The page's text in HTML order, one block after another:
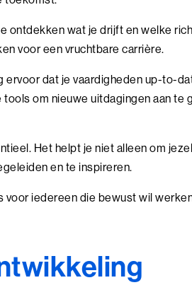
ontdekken wat je drijft en welke
voor een vruchtbare carrière.
dat je vaardigheden up-to-
om nieuwe uitdagingen aan te
Het helpt je niet alleen om
en te inspireren.
iedereen die bewust wil